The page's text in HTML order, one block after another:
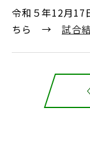
令和５年12月17
ちら → 試合